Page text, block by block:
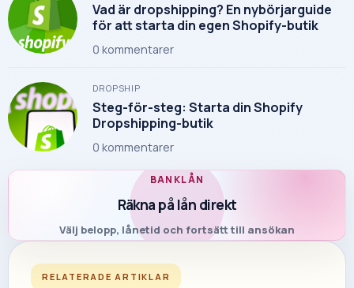
BANKLÅN
Räkna på lån direkt
Välj belopp, lånetid och fortsätt till ansökan
RELATERADE ARTIKLAR
Vad är dropshipping? En nybörjarguide
för att starta din egen Shopify-butik
0 kommentarer
DROPSHIP
Steg-för-steg: Starta din Shopify
Dropshipping-butik
0 kommentarer